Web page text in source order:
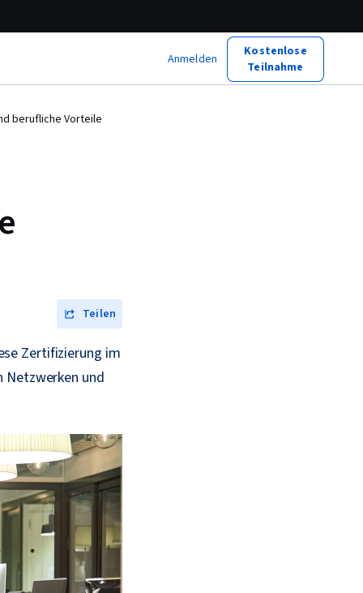
Anmelden
Kostenlose
Teilnahme
berufliche Vorteile
Teilen
Zertifizierung im
Netzwerken und